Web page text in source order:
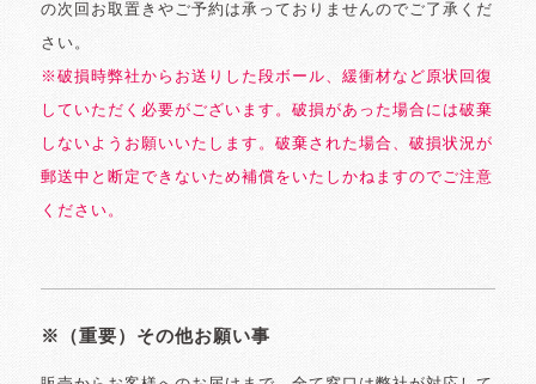
の次回お取置きやご予約は承っておりませんのでご了承くだ
さい。
※破損時弊社からお送りした段ボール、緩衝材など原状回復
していただく必要がございます。破損があった場合には破棄
しないようお願いいたします。破棄された場合、破損状況が
郵送中と断定できないため補償をいたしかねますのでご注意
ください。
※（重要）その他お願い事